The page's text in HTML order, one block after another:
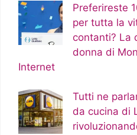
Preferireste
per tutta la
contanti? La
donna di
Internet
Tutti ne
da cucina di